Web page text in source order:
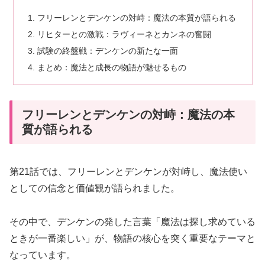
フリーレンとデンケンの対峙：魔法の本質が語られる
リヒターとの激戦：ラヴィーネとカンネの奮闘
試験の終盤戦：デンケンの新たな一面
まとめ：魔法と成長の物語が魅せるもの
フリーレンとデンケンの対峙：魔法の本
質が語られる
第21話では、フリーレンとデンケンが対峙し、魔法使い
としての信念と価値観が語られました。
その中で、デンケンの発した言葉「魔法は探し求めている
ときが一番楽しい」が、物語の核心を突く重要なテーマと
なっています。